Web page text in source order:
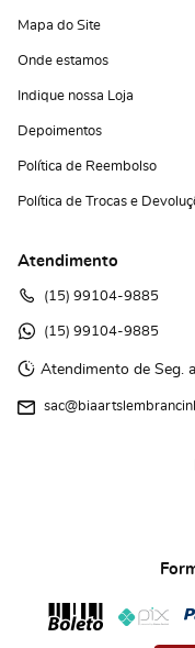
Mapa do Site
Onde estamos
Indique nossa Loja
Depoimentos
Política de Reembolso
Política de Trocas e
Atendimento
(15) 99104-9885
(15) 99104-9885
Atendimento de Seg.